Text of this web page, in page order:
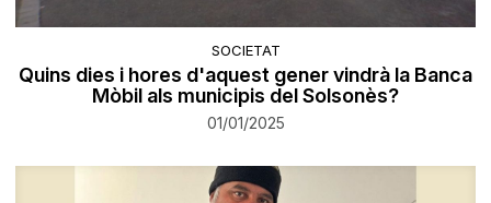
SOCIETAT
Quins dies i hores d'aquest gener vindrà la Banca
Mòbil als municipis del Solsonès?
01/01/2025